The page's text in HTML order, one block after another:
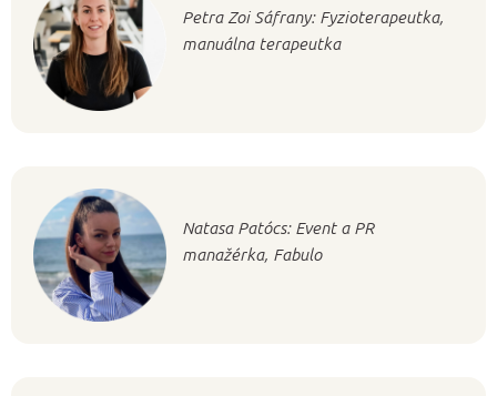
Petra Zoi Sáfrany: Fyzioterapeutka,
manuálna terapeutka
Natasa Patócs: Event a PR
manažérka, Fabulo